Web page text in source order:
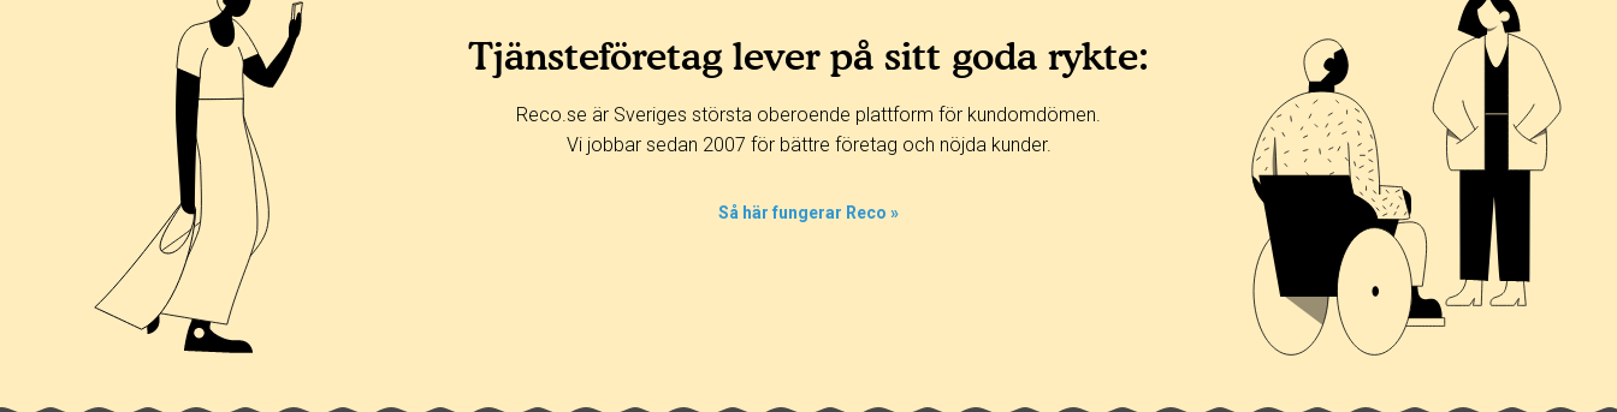
Tjänsteföretag lever på sitt goda rykte:
Reco.se är Sveriges största oberoende plattform för kundomdömen.
Vi jobbar sedan 2007 för bättre företag och nöjda kunder.
Så här fungerar Reco »